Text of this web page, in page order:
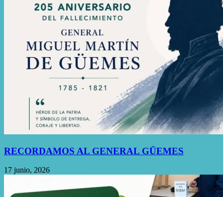
RECORDAMOS AL GENERAL GÜEMES
17 junio, 2026